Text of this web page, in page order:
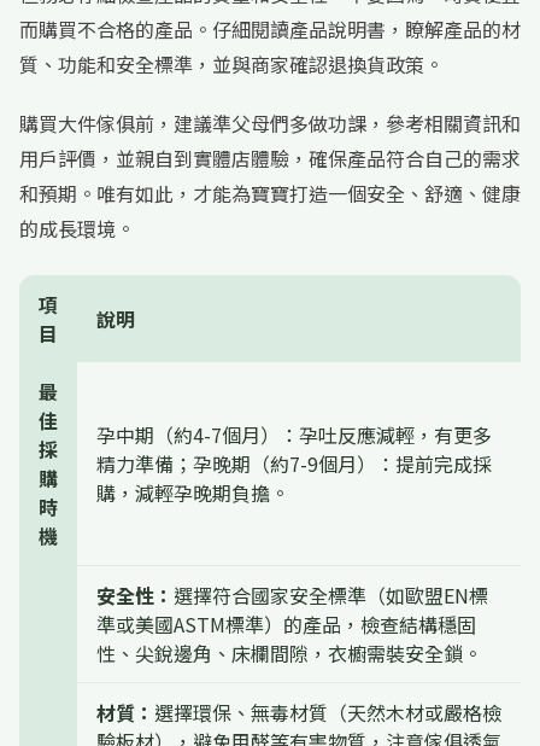
而購買不合格的產品。仔細閱讀產品說明書，瞭解產品的材
質、功能和安全標準，並與商家確認退換貨政策。
購買大件傢俱前，建議準父母們多做功課，參考相關資訊和
用戶評價，並親自到實體店體驗，確保產品符合自己的需求
和預期。唯有如此，才能為寶寶打造一個安全、舒適、健康
的成長環境。
項
目
說明
最
佳
採
購
時
機
孕中期（約4-7個月）：孕吐反應減輕，有更多
精力準備；孕晚期（約7-9個月）：提前完成採
購，減輕孕晚期負擔。
安全性： 選擇符合國家安全標準（如歐盟EN標
準或美國ASTM標準）的產品，檢查結構穩固
性、尖銳邊角、床欄間隙，衣櫥需裝安全鎖。
材質： 選擇環保、無毒材質（天然木材或嚴格檢